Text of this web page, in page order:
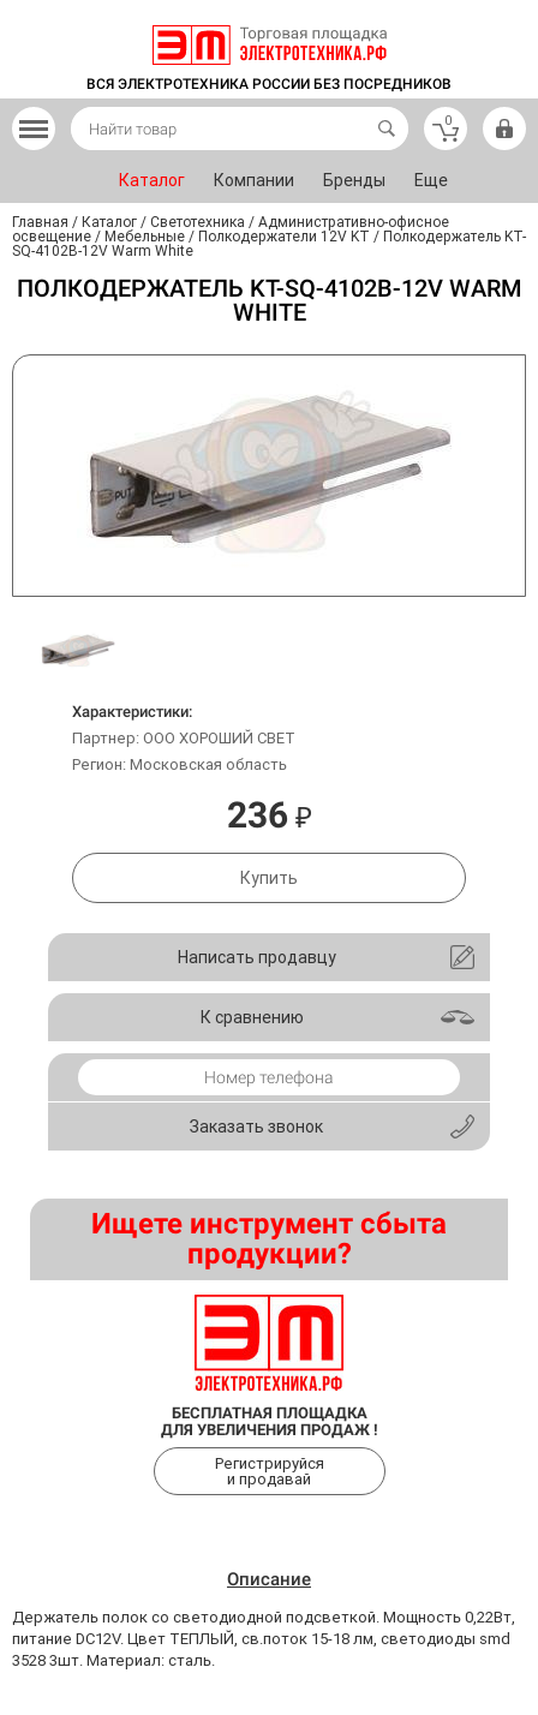
ВСЯ ЭЛЕКТРОТЕХНИКА РОССИИ БЕЗ ПОСРЕДНИКОВ
0
Каталог Компании Бренды Еще
Главная / Каталог / Светотехника / Административно-офисное
освещение / Мебельные / Полкодержатели 12V KT / Полкодержатель KT-
SQ-4102B-12V Warm White
ПОЛКОДЕРЖАТЕЛЬ KT-SQ-4102B-12V WARM
WHITE
Характеристики:
Партнер: ООО ХОРОШИЙ СВЕТ
Регион: Московская область
236 ₽
Купить
Ищете инструмент сбыта
продукции?
БЕСПЛАТНАЯ ПЛОЩАДКА
ДЛЯ УВЕЛИЧЕНИЯ ПРОДАЖ !
Регистрируйся
и продавай
Написать продавцу
К сравнению
Заказать звонок
Описание
Держатель полок со светодиодной подсветкой. Мощность 0,22Вт,
питание DC12V. Цвет ТЕПЛЫЙ, св.поток 15-18 лм, светодиоды smd
3528 3шт. Материал: сталь.